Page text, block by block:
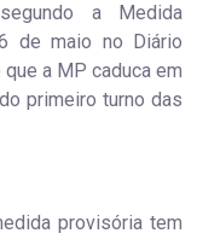
a Medida
de maio no Diário
a MP caduca em
primeiro turno das
provisória tem